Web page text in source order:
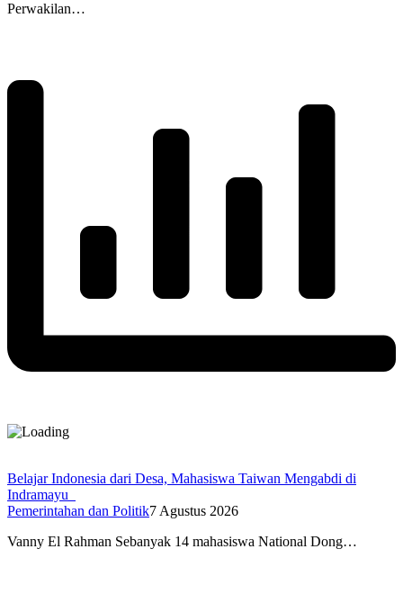
Perwakilan…
Belajar Indonesia dari Desa, Mahasiswa Taiwan Mengabdi di
Indramayu
Pemerintahan dan Politik7 Agustus 2026
Vanny El Rahman Sebanyak 14 mahasiswa National Dong…